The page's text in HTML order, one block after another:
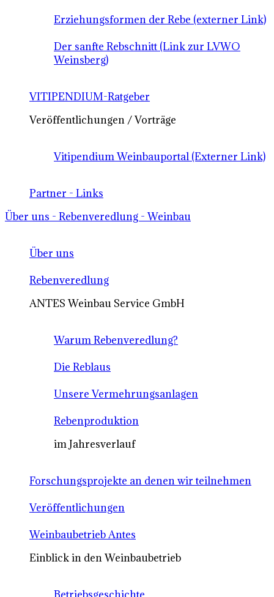
Erziehungsformen der Rebe (externer Link)
Der sanfte Rebschnitt (Link zur LVWO
Weinsberg)
VITIPENDIUM-Ratgeber
Veröffentlichungen / Vorträge
Vitipendium Weinbauportal (Externer Link)
Partner - Links
Über uns - Rebenveredlung - Weinbau
Über uns
Rebenveredlung
ANTES Weinbau Service GmbH
Warum Rebenveredlung?
Die Reblaus
Unsere Vermehrungsanlagen
Rebenproduktion
im Jahresverlauf
Forschungsprojekte an denen wir teilnehmen
Veröffentlichungen
Weinbaubetrieb Antes
Einblick in den Weinbaubetrieb